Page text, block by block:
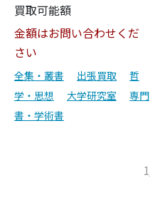
買取可能額
金額はお問い合わせくだ
さい
全集・叢書 出張買取
哲
学・思想
大学研究室
専門
書・学術書
1